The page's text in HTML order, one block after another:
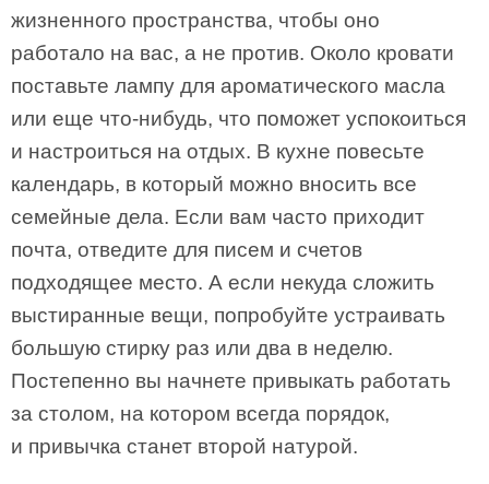
жизненного пространства, чтобы оно
работало на вас, а не против. Около кровати
поставьте лампу для ароматического масла
или еще что-нибудь, что поможет успокоиться
и настроиться на отдых. В кухне повесьте
календарь, в который можно вносить все
семейные дела. Если вам часто приходит
почта, отведите для писем и счетов
подходящее место. А если некуда сложить
выстиранные вещи, попробуйте устраивать
большую стирку раз или два в неделю.
Постепенно вы начнете привыкать работать
за столом, на котором всегда порядок,
и привычка станет второй натурой.